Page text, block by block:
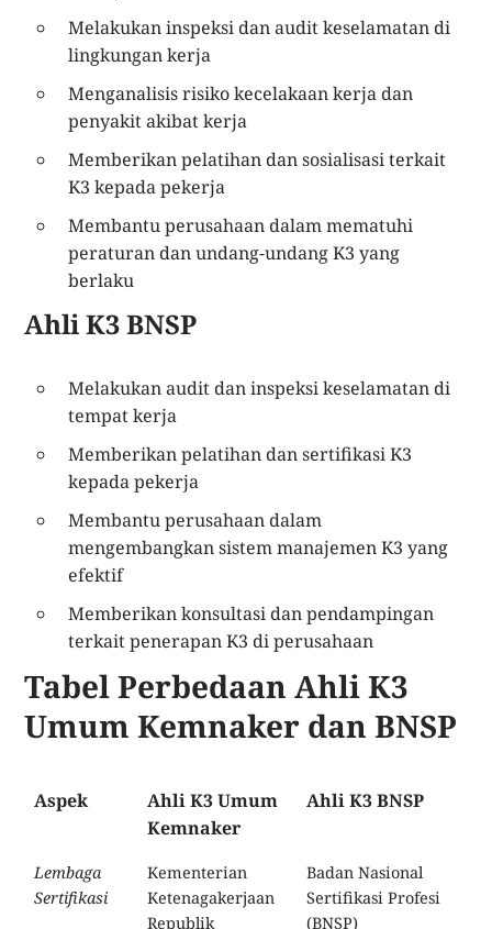
Melakukan inspeksi dan audit keselamatan di
lingkungan kerja
Menganalisis risiko kecelakaan kerja dan
penyakit akibat kerja
Memberikan pelatihan dan sosialisasi terkait
K3 kepada pekerja
Membantu perusahaan dalam mematuhi
peraturan dan undang-undang K3 yang
berlaku
Ahli K3 BNSP
Melakukan audit dan inspeksi keselamatan di
tempat kerja
Memberikan pelatihan dan sertifikasi K3
kepada pekerja
Membantu perusahaan dalam
mengembangkan sistem manajemen K3 yang
efektif
Memberikan konsultasi dan pendampingan
terkait penerapan K3 di perusahaan
Tabel Perbedaan Ahli K3
Umum Kemnaker dan BNSP
Aspek
Ahli K3 Umum
Kemnaker
Ahli K3 BNSP
Lembaga
Sertifikasi
Kementerian
Ketenagakerjaan
Republik
Badan Nasional
Sertifikasi Profesi
(BNSP)